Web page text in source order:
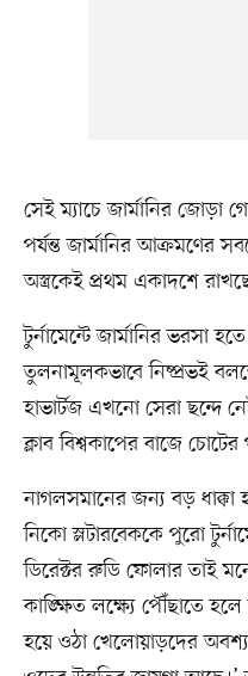
সেই ম্যাচে জার্মানির
পর্যন্ত জার্মানির আক্রমণের
অস্ত্রকেই প্রথম একাদশে
টুর্নামেন্টে জার্মানির ভরসা
তুলনামূলকভাবে নিষ্প্রভই
হাভার্টজ এখনো সেরা ছন্দে
ক্লাব বিশ্বকাপের বাজে
নাগলসমানের জন্য বড় ধাক্কা
নিকো স্লটারবেককে পুরো
ডিরেক্টর রুডি ফোলার তাই
কাঙ্ক্ষিত লক্ষ্যে পৌঁছাতে
হয়ে ওঠা খেলোয়াড়দের